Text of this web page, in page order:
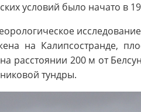
условий было начато в
на Калипсостранде,
расстоянии 200 м от
тундры.